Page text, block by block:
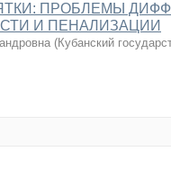
ПРОБЛЕМЫ
И ПЕНАЛИЗАЦИИ
(Кубанский